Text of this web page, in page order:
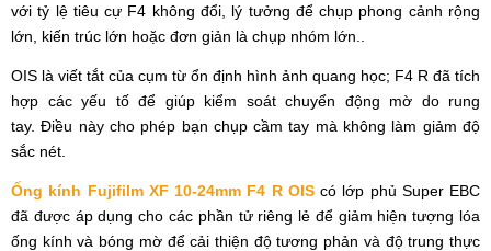
với tỷ lệ tiêu cự F4 không đổi, lý tưởng để chụp phong cảnh rộng
lớn, kiến ​​trúc lớn hoặc đơn giản là chụp nhóm lớn..
OIS là viết tắt của cụm từ ổn định hình ảnh quang học; F4 R đã tích
hợp các yếu tố để giúp kiểm soát chuyển động mờ do rung
tay. Điều này cho phép bạn chụp cầm tay mà không làm giảm độ
sắc nét.
Ống kính Fujifilm XF 10-24mm F4 R OIS có lớp phủ Super EBC
đã được áp dụng cho các phần tử riêng lẻ để giảm hiện tượng lóa
ống kính và bóng mờ để cải thiện độ tương phản và độ trung thực